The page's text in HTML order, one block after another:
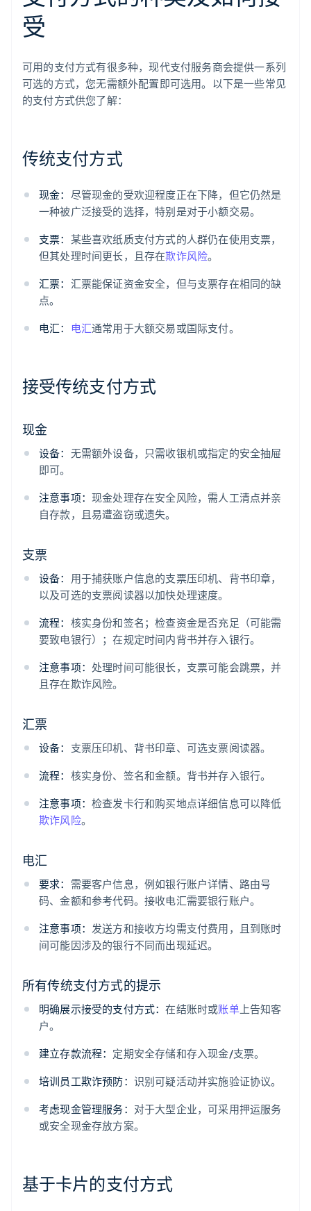
受
可用的支付方式有很多种，现代支付服务商会提供一系列
可选的方式，您无需额外配置即可选用。以下是一些常见
的支付方式供您了解：
传统支付方式
现金： 尽管现金的受欢迎程度正在下降，但它仍然是
一种被广泛接受的选择，特别是对于小额交易。
支票： 某些喜欢纸质支付方式的人群仍在使用支票，
但其处理时间更长，且存在欺诈风险。
汇票： 汇票能保证资金安全，但与支票存在相同的缺
点。
电汇：
电汇通常用于大额交易或国际支付。
接受传统支付方式
现金
设备： 无需额外设备，只需收银机或指定的安全抽屉
即可。
注意事项： 现金处理存在安全风险，需人工清点并亲
自存款，且易遭盗窃或遗失。
支票
设备： 用于捕获账户信息的支票压印机、背书印章，
以及可选的支票阅读器以加快处理速度。
流程： 核实身份和签名；检查资金是否充足（可能需
要致电银行）；在规定时间内背书并存入银行。
注意事项： 处理时间可能很长，支票可能会跳票，并
且存在欺诈风险。
汇票
设备： 支票压印机、背书印章、可选支票阅读器。
流程： 核实身份、签名和金额。背书并存入银行。
注意事项： 检查发卡行和购买地点详细信息可以降低
欺诈风险。
电汇
要求： 需要客户信息，例如银行账户详情、路由号
码、金额和参考代码。接收电汇需要银行账户。
注意事项： 发送方和接收方均需支付费用，且到账时
间可能因涉及的银行不同而出现延迟。
所有传统支付方式的提示
明确展示接受的支付方式：在结账时或账单上告知客
户。
建立存款流程： 定期安全存储和存入现金/支票。
培训员工欺诈预防： 识别可疑活动并实施验证协议。
考虑现金管理服务： 对于大型企业，可采用押运服务
或安全现金存放方案。
基于卡片的支付方式